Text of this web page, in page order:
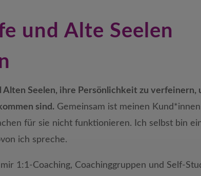
und Alte Seelen
Alten Seelen, ihre Persönlichkeit zu verfeinern,
sind. Gemeinsam ist meinen
für sie nicht funktionieren. Ich selbst bin
ich spreche.
1:1-Coaching, Coachinggruppen und Self-